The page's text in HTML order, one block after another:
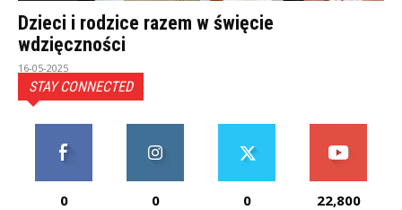
Dzieci i rodzice razem w święcie
wdzięczności
16-05-2025
STAY CONNECTED
0 0 0 22,800